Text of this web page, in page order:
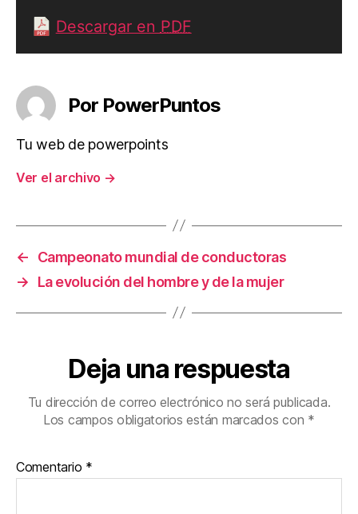
Descargar en PDF
Por PowerPuntos
Tu web de powerpoints
Ver el archivo →
←
Campeonato mundial de conductoras
→
La evolución del hombre y de la mujer
Deja una respuesta
Tu dirección de correo electrónico no será publicada.
Los campos obligatorios están marcados con *
Comentario *